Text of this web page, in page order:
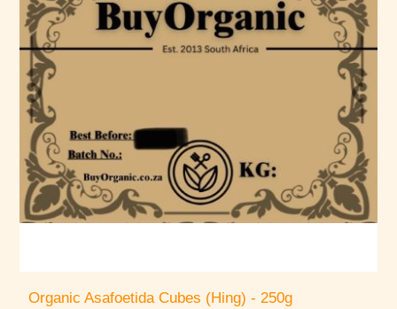
Organic Asafoetida Cubes (Hing) - 250g